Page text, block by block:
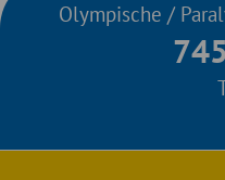
Olympische /